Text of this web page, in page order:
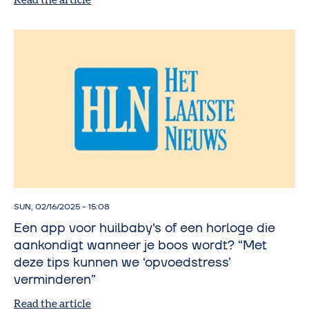
SUN, 02/16/2025 - 15:08
Een app voor huilbaby's of een horloge die
aankondigt wanneer je boos wordt? “Met
deze tips kunnen we ‘opvoedstress’
verminderen”
Read the article